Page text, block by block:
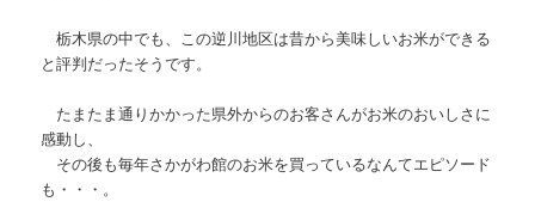
栃木県の中でも、この逆川地区は昔から美味しいお米ができる
と評判だったそうです。
たまたま通りかかった県外からのお客さんがお米のおいしさに
感動し、
その後も毎年さかがわ館のお米を買っているなんてエピソード
も・・・。